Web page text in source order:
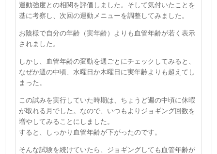
運動強度との相関を評価しました。そして気付いたことを
基に考察し、次回の運動メニューを調整してみました。
お陰様で自分の年齢（実年齢）よりも血管年齢が若く表示
されました。
しかし、血管年齢の変動を週ごとにチェックしてみると、
なぜか週の中頃、水曜日か木曜日に実年齢よりも超えてし
まった。
この試みを実行していた時期は、ちょうど週の中頃に休暇
が取れる月でした。なので、いつもよりジョギング回数を
増やしてみることにしました。
すると、しっかり血管年齢が下がったのです。
そんな試験を続けていたら、ジョギングしても血管年齢が